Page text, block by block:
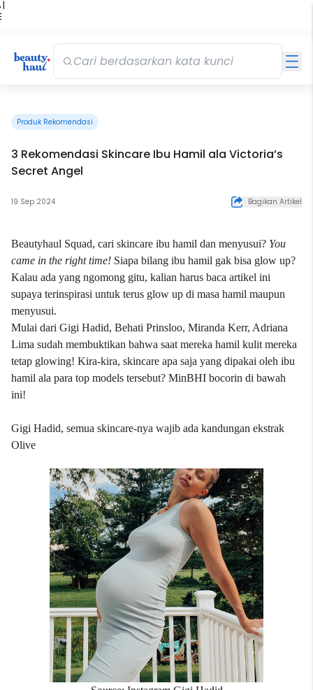
|
Produk Rekomendasi
3 Rekomendasi Skincare Ibu Hamil ala Victoria’s
Secret Angel
19 Sep 2024 Bagikan Artikel
Beautyhaul Squad, cari skincare ibu hamil dan menyusui? You
came in the right time! Siapa bilang ibu hamil gak bisa glow up?
Kalau ada yang ngomong gitu, kalian harus baca artikel ini
supaya terinspirasi untuk terus glow up di masa hamil maupun
menyusui.
Mulai dari Gigi Hadid, Behati Prinsloo, Miranda Kerr, Adriana
Lima sudah membuktikan bahwa saat mereka hamil kulit mereka
tetap glowing! Kira-kira, skincare apa saja yang dipakai oleh ibu
hamil ala para top models tersebut? MinBHI bocorin di bawah
ini!
Gigi Hadid, semua skincare-nya wajib ada kandungan ekstrak
Olive